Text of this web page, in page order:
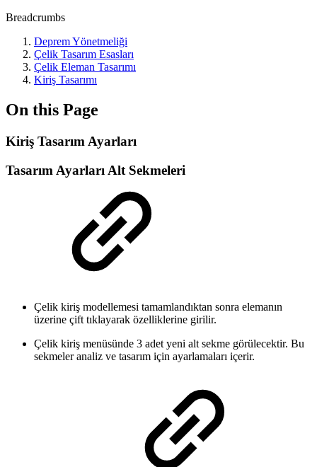
Breadcrumbs
Deprem Yönetmeliği
Çelik Tasarım Esasları
Çelik Eleman Tasarımı
Kiriş Tasarımı
On this Page
Kiriş Tasarım Ayarları
Tasarım Ayarları Alt Sekmeleri
Çelik kiriş modellemesi tamamlandıktan sonra elemanın
üzerine çift tıklayarak özelliklerine girilir.
Çelik kiriş menüsünde 3 adet yeni alt sekme görülecektir. Bu
sekmeler analiz ve tasarım için ayarlamaları içerir.